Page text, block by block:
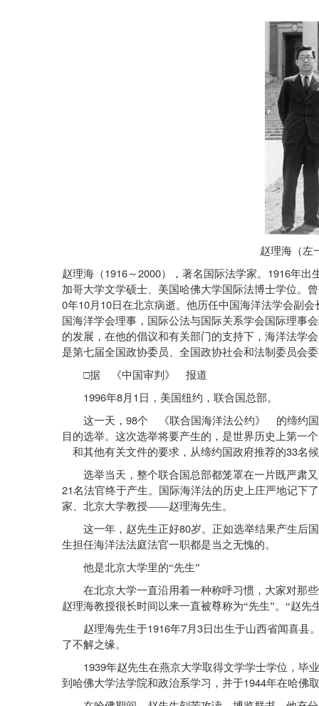
赵理海（左
赵理海（1916～2000），著名国际法学家。 1916年出
加哥大学文学硕士、美国哈佛大学国际法博士学位。
0年10月 10日在北京病逝。他历任中国海洋法学会副
国海洋学会理事，国际公法与国际关系学会国际理事
的发展，在他的倡议和有关部门的支持下，海洋法学
是第七届全国政协委员、全国政协社会和法制委员会
□据 《中国审判》 报道
1996年8月 1 日，美国纽约，联合国总部。
这一天， 98个 《联合国海洋法公约》 的缔约国
目的选举。这次选举将要产生的，是世界历史上第一
和其他有关文件的要求，从缔约国政府推荐的33名
选举当天，整个联合国总部都笼罩在一片既严肃又
21名法官终于产生。国际海洋法的历史上庄严地记下
家、北京大学教授——赵理海先生。
这一年，赵先生正好80岁。正如选举结果产生后
生担任海洋法法庭法官一职都是当之无愧的。
他是北京大学里的“先生”
在北京大学一直沿用着一种称呼习惯，大家对那些
赵理海教授很长时间以来一直被尊称为“先生”。“赵
赵理海先生于1916年7月 3日出生于山西省闻喜县
了不解之缘。
1939年赵先生在燕京大学取得文学学士学位，毕
到哈佛大学法学院和政治系学习，并于1944年在哈佛